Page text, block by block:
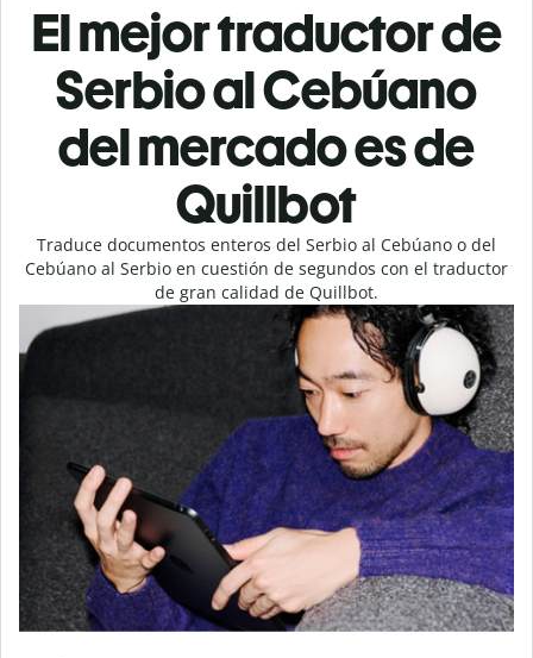
El mejor traductor de
Serbio al Cebúano
del mercado es de
Quillbot
Traduce documentos enteros del Serbio al Cebúano o del
Cebúano al Serbio en cuestión de segundos con el traductor
de gran calidad de Quillbot.